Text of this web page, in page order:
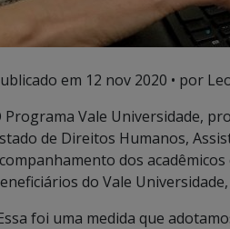
em 12 nov 2020 • por
Programa Vale Universidade,
de Direitos Humanos,
dos
do Vale
foi uma medida que